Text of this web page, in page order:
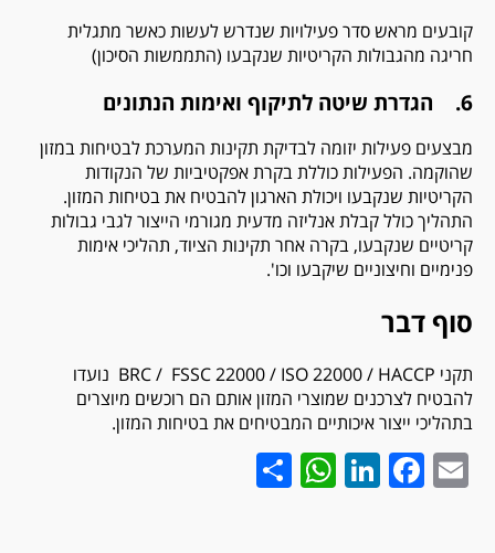
קובעים מראש סדר פעילויות שנדרש לעשות כאשר מתגלית
חריגה מהגבולות הקריטיות שנקבעו (התממשות הסיכון)
6. הגדרת שיטה לתיקוף ואימות הנתונים
מבצעים פעילות יזומה לבדיקת תקינות המערכת לבטיחות במזון
שהוקמה. הפעילות כוללת בקרת אפקטיביות של הנקודות
הקריטיות שנקבעו ויכולת הארגון להבטיח את בטיחות המזון.
התהליך כולל קבלת אנליזה מדעית מגורמי הייצור לגבי גבולות
קריטיים שנקבעו, בקרה אחר תקינות הציוד, תהליכי אימות
פנימיים וחיצוניים שיקבעו וכו'.
סוף דבר
תקני HACCP
/ 22000
ISO
/ BRC / FSSC 22000 נועדו
להבטיח לצרכנים שמוצרי המזון אותם הם רוכשים מיוצרים
בתהליכי ייצור איכותיים המבטיחים את בטיחות המזון.
Email
Facebook
LinkedIn
WhatsApp